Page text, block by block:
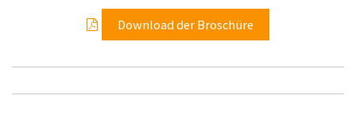
Download der Broschüre